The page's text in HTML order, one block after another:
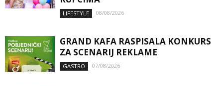
LIFESTYLE 08/08/2026
GRAND KAFA RASPISALA KONKURS
ZA SCENARIJ REKLAME
GASTRO 07/08/2026